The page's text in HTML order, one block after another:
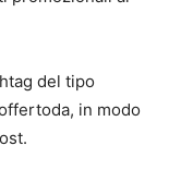
del tipo
in modo